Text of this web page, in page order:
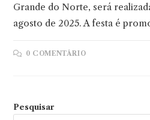
Grande do Norte, será
agosto de 2025. A festa é
0 COMENTÁRIO
Pesquisar